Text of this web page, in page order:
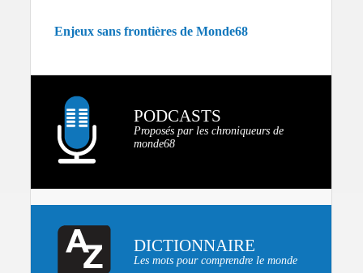
Enjeux sans frontières de Monde68
PODCASTS
Proposés par les chroniqueurs de
monde68
DICTIONNAIRE
Les mots pour comprendre le monde